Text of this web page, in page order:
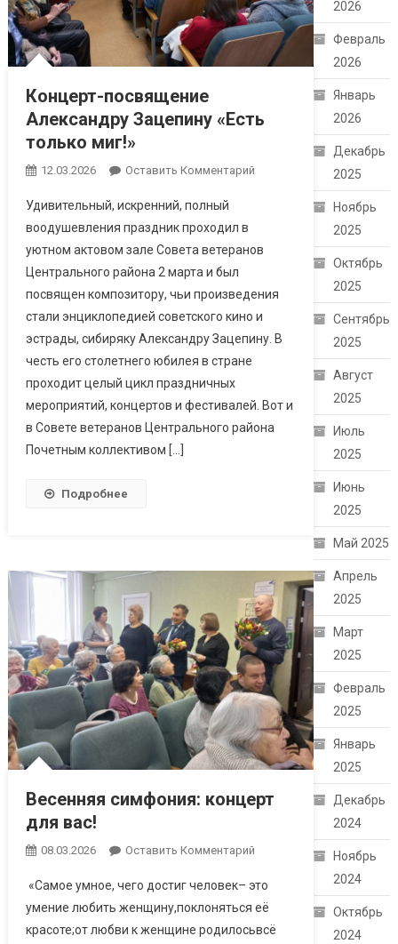
Концерт-посвящение
Александру Зацепину «Есть
только миг!»
12.03.2026 Оставить Комментарий
Удивительный, искренний, полный
воодушевления праздник проходил в
уютном актовом зале Совета ветеранов
Центрального района 2 марта и был
посвящен композитору, чьи произведения
стали энциклопедией советского кино и
эстрады, сибиряку Александру Зацепину. В
честь его столетнего юбилея в стране
проходит целый цикл праздничных
мероприятий, концертов и фестивалей. Вот и
в Совете ветеранов Центрального района
Почетным коллективом […]
Подробнее
Весенняя симфония: концерт
для вас!
08.03.2026 Оставить Комментарий
«Самое умное, чего достиг человек– это
умение любить женщину,поклоняться её
красоте;от любви к женщине родилосьвсё
2026
Февраль
2026
Январь
2026
Декабрь
2025
Ноябрь
2025
Октябрь
2025
Сентябрь
2025
Август
2025
Июль
2025
Июнь
2025
Май 2025
Апрель
2025
Март
2025
Февраль
2025
Январь
2025
Декабрь
2024
Ноябрь
2024
Октябрь
2024